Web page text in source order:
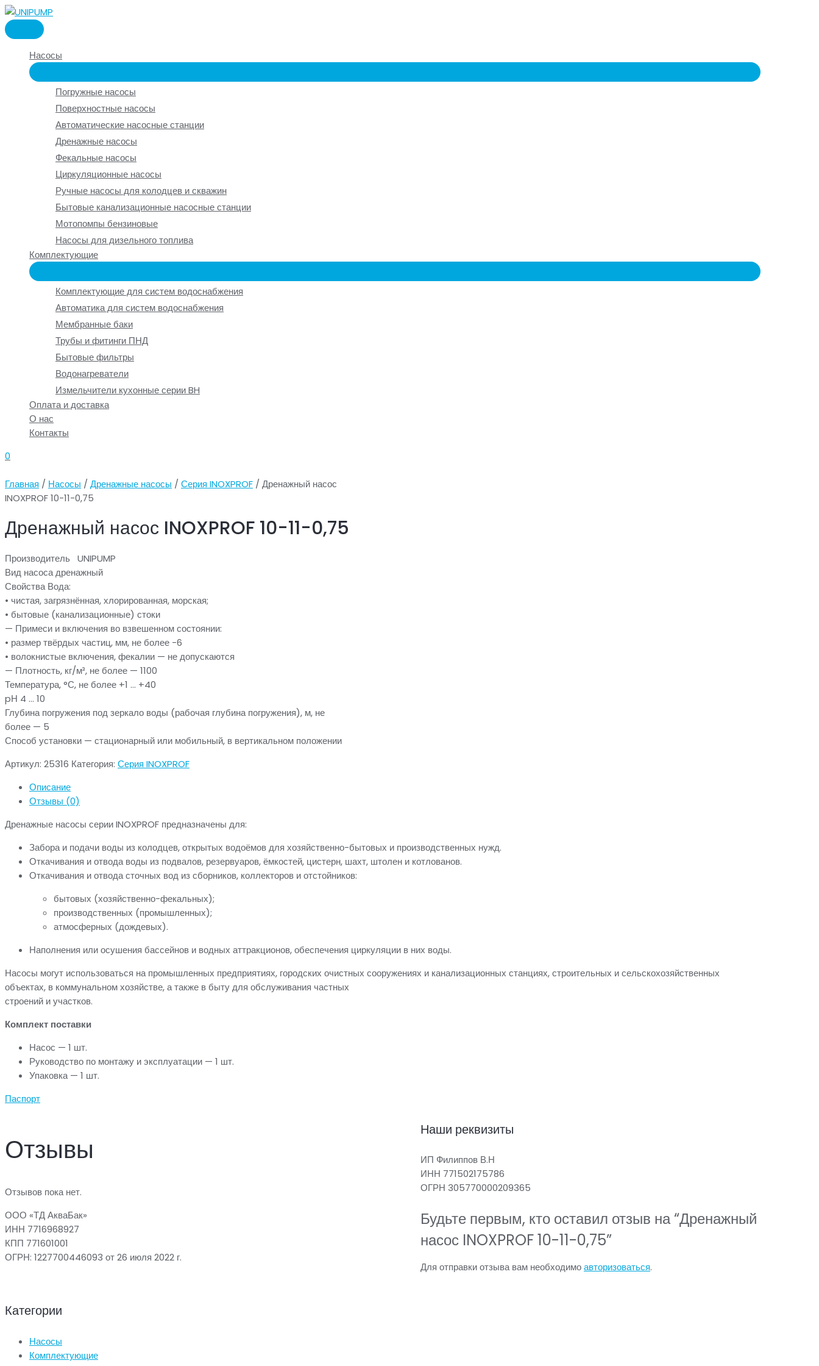
Перейти
к
содержимому
ГЛАВНОЕ
МЕНЮ
Насосы
МЕНЮ
Погружные насосы
Поверхностные насосы
Автоматические насосные станции
Дренажные насосы
Фекальные насосы
Циркуляционные насосы
Ручные насосы для колодцев и скважин
Бытовые канализационные насосные станции
Мотопомпы бензиновые
Насосы для дизельного топлива
Комплектующие
МЕНЮ
Комплектующие для систем водоснабжения
Автоматика для систем водоснабжения
Мембранные баки
Трубы и фитинги ПНД
Бытовые фильтры
Водонагреватели
Измельчители кухонные серии BH
Оплата и доставка
О нас
Контакты
0
Главная / Насосы / Дренажные насосы / Серия INOXPROF / Дренажный насос
INOXPROF 10-11-0,75
Дренажный насос INOXPROF 10-11-0,75
Производитель UNIPUMP
Вид насоса дренажный
Свойства Вода:
• чистая, загрязнённая, хлорированная, морская;
• бытовые (канализационные) стоки
— Примеси и включения во взвешенном состоянии:
• размер твёрдых частиц, мм, не более -6
• волокнистые включения, фекалии — не допускаются
— Плотность, кг/м³, не более — 1100
Температура, °С, не более +1 … +40
pН 4 … 10
Глубина погружения под зеркало воды (рабочая глубина погружения), м, не
более — 5
Способ установки — стационарный или мобильный, в вертикальном положении
Артикул: 25316 Категория: Серия INOXPROF
Описание
Отзывы (0)
Дренажные насосы серии INOXPROF предназначены для:
Забора и подачи воды из колодцев, открытых водоёмов для хозяйственно-бытовых и производственных нужд.
Откачивания и отвода воды из подвалов, резервуаров, ёмкостей, цистерн, шахт, штолен и котлованов.
Откачивания и отвода сточных вод из сборников, коллекторов и отстойников:
бытовых (хозяйственно-фекальных);
производственных (промышленных);
атмосферных (дождевых).
Наполнения или осушения бассейнов и водных аттракционов, обеспечения циркуляции в них воды.
Насосы могут использоваться на промышленных предприятиях, городских очистных сооружениях и канализационных станциях, строительных и сельскохозяйственных
объектах, в коммунальном хозяйстве, а также в быту для обслуживания частных
строений и участков.
Комплект поставки
Насос — 1 шт.
Руководство по монтажу и эксплуатации — 1 шт.
Упаковка — 1 шт.
Паспорт
Отзывы
Отзывов пока нет.
Будьте первым, кто оставил отзыв на “Дренажный
насос INOXPROF 10-11-0,75”
Для отправки отзыва вам необходимоавторизоваться.
Наши реквизиты
ИП Филиппов В.Н
ИНН 771502175786
ОГРН 305770000209365
ООО «ТД АкваБак»
ИНН 7716968927
КПП 771601001
ОГРН: 1227700446093 от 26 июля 2022 г.
Категории
Насосы
Комплектующие